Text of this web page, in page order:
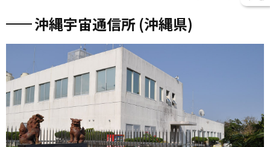
沖縄宇宙通信所 (沖縄県)